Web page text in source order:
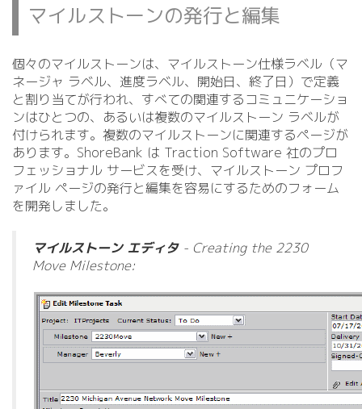
マイルストーンの発行と編集
個々のマイルストーンは、マイルストーン仕様ラベル（マ
ネージャ ラベル、進度ラベル、開始日、終了日）で定義
と割り当てが行われ、すべての関連するコミュニケーショ
ンはひとつの、あるいは複数のマイルストーン ラベルが
付けられます。複数のマイルストーンに関連するページが
あります。ShoreBank は Traction Software 社のプロ
フェッショナル サービスを受け、マイルストーン プロフ
ァイル ページの発行と編集を容易にするためのフォーム
を開発しました。
マイルストーン エディタ- Creating the 2230
Move Milestone: